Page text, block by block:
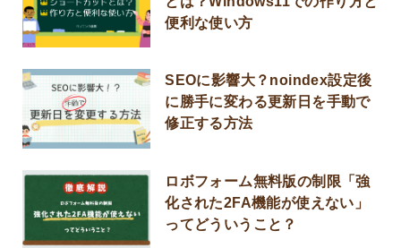
便利な使い方
SEOに影響大？noindex設定後
に勝手に変わる更新日を手動で
修正する方法
ロボフォーム無料版の制限「強
化された2FA機能が使えない」
ってどういうこと？